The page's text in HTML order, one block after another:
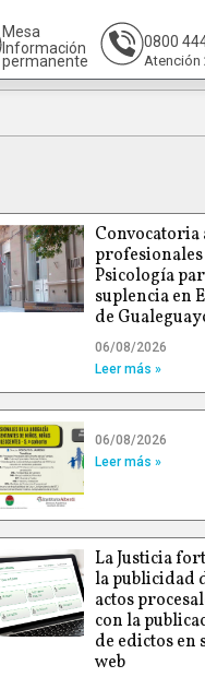
Mesa
Información
permanente
0800
Atención
Convocatoria
profesionales
Psicología
suplencia en
de
06/08/2026
Leer más »
06/08/2026
Leer más »
La Justicia
la publicidad
actos
con la
de edictos en
web